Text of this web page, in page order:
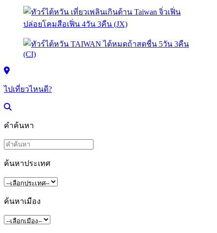
ไปเที่ยวไหนดี?
คำค้นหา
ค้นหาประเทศ
ค้นหาเมือง